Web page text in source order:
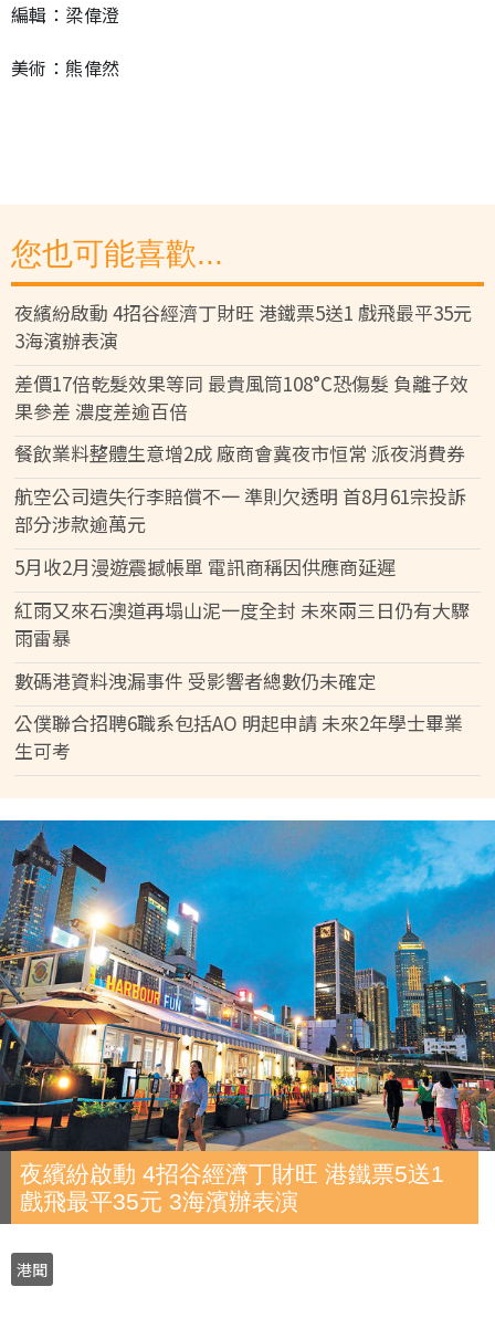
編輯：梁偉澄
美術：熊偉然
您也可能喜歡...
夜繽紛啟動 4招谷經濟丁財旺 港鐵票5送1 戲飛最平35元
3海濱辦表演
差價17倍乾髮效果等同 最貴風筒108°C恐傷髮 負離子效
果參差 濃度差逾百倍
餐飲業料整體生意增2成 廠商會冀夜市恒常 派夜消費券
航空公司遺失行李賠償不一 準則欠透明 首8月61宗投訴
部分涉款逾萬元
5月收2月漫遊震撼帳單 電訊商稱因供應商延遲
紅雨又來石澳道再塌山泥一度全封 未來兩三日仍有大驟
雨雷暴
數碼港資料洩漏事件 受影響者總數仍未確定
公僕聯合招聘6職系包括AO 明起申請 未來2年學士畢業
生可考
夜繽紛啟動 4招谷經濟丁財旺 港鐵票5送1
戲飛最平35元 3海濱辦表演
港聞